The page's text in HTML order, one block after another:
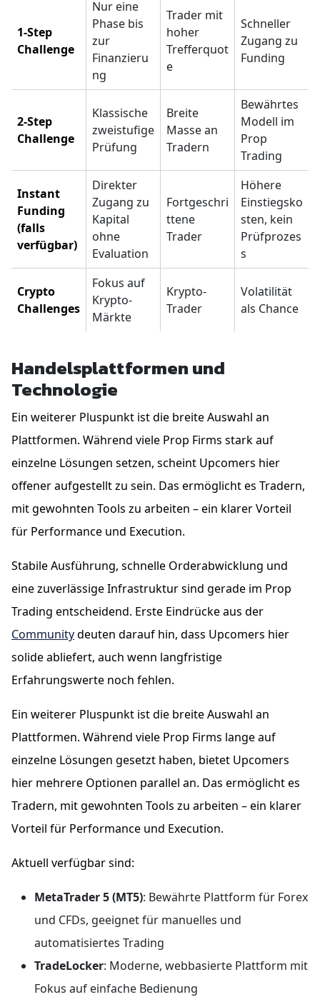
1-Step
Challenge
Nur eine
Phase bis
zur
Finanzieru
ng
Trader mit
hoher
Trefferquot
e
Schneller
Zugang zu
Funding
2-Step
Challenge
Klassische
zweistufige
Prüfung
Breite
Masse an
Tradern
Bewährtes
Modell im
Prop
Trading
Instant
Funding
(falls
verfügbar)
Direkter
Zugang zu
Kapital
ohne
Evaluation
Fortgeschri
ttene
Trader
Höhere
Einstiegsko
sten, kein
Prüfprozes
s
Crypto
Challenges
Fokus auf
Krypto-
Märkte
Krypto-
Trader
Volatilität
als Chance
Handelsplattformen und
Technologie
Ein weiterer Pluspunkt ist die breite Auswahl an
Plattformen. Während viele Prop Firms stark auf
einzelne Lösungen setzen, scheint Upcomers hier
offener aufgestellt zu sein. Das ermöglicht es Tradern,
mit gewohnten Tools zu arbeiten – ein klarer Vorteil
für Performance und Execution.
Stabile Ausführung, schnelle Orderabwicklung und
eine zuverlässige Infrastruktur sind gerade im Prop
Trading entscheidend. Erste Eindrücke aus der
Communitydeuten darauf hin, dass Upcomers hier
solide abliefert, auch wenn langfristige
Erfahrungswerte noch fehlen.
Ein weiterer Pluspunkt ist die breite Auswahl an
Plattformen. Während viele Prop Firms lange auf
einzelne Lösungen gesetzt haben, bietet Upcomers
hier mehrere Optionen parallel an. Das ermöglicht es
Tradern, mit gewohnten Tools zu arbeiten – ein klarer
Vorteil für Performance und Execution.
Aktuell verfügbar sind:
MetaTrader 5 (MT5): Bewährte Plattform für Forex
und CFDs, geeignet für manuelles und
automatisiertes Trading
TradeLocker: Moderne, webbasierte Plattform mit
Fokus auf einfache Bedienung